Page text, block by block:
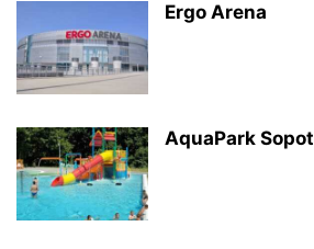
Ergo Arena
AquaPark Sopot